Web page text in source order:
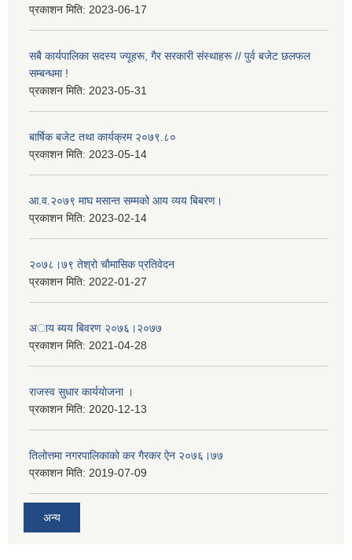
प्रकाशन मिति: 2023-06-17
सबै कार्यपालिका सदस्य ज्यूहरू, गैर सरकारी संस्थाहरू // पुर्व बजेट छलफल
सम्बन्धमा !
प्रकाशन मिति: 2023-05-31
बार्षिक बजेट तथा कार्यक्रम २०७९.८०
प्रकाशन मिति: 2023-05-14
आ.व.२०७९ माघ मसान्त सम्मको आय व्यय बिबरण।
प्रकाशन मिति: 2023-02-14
२०७८।७९ तेश्राे चाैमासिक प्रतिवेदन
प्रकाशन मिति: 2022-01-27
अाय ब्यय बिवरण २०७६।२०७७
प्रकाशन मिति: 2021-04-28
राजस्व सुधार कार्ययाेजना ।
प्रकाशन मिति: 2020-12-13
तिलोत्तमा नगरपालिकाको कर गैरकर ऐन २०७६।७७
प्रकाशन मिति: 2019-07-09
अन्य